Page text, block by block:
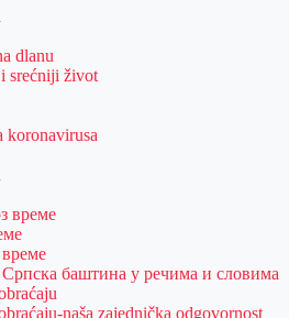
dlanu
srećniji život
koronavirusa
време
Српска баштина у речима и словима
naša zajednička odgovornost